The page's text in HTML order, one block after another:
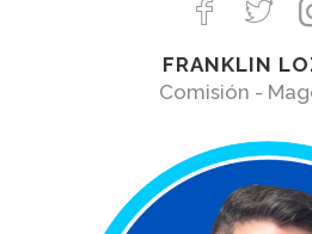
FRANKLIN
Comisión -